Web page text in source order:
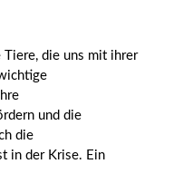
Tiere, die uns mit ihrer
und die
die
in der Krise. Ein